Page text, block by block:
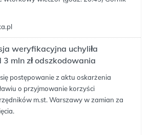
weryfikacyjna uchyliła
mln zł odszkodowania
postępowanie z aktu oskarżenia
o przyjmowanie korzyści
m.st. Warszawy w zamian za